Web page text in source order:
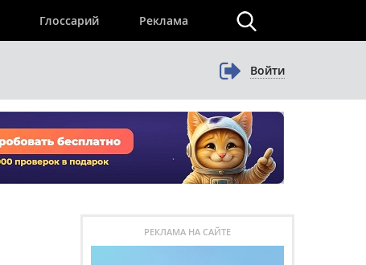
Глоссарий Реклама
Войти
РЕКЛАМА НА САЙТЕ